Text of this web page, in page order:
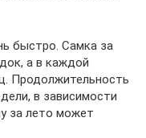
быстро. Самка за
а в каждой
Продолжительность
в зависимости
за лето может